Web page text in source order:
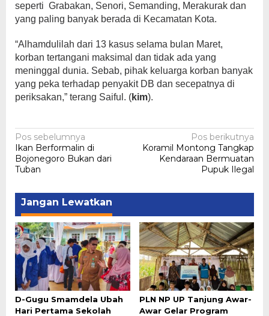
seperti Grabakan, Senori, Semanding, Merakurak dan
yang paling banyak berada di Kecamatan Kota.
“Alhamdulilah dari 13 kasus selama bulan Maret,
korban tertangani maksimal dan tidak ada yang
meninggal dunia. Sebab, pihak keluarga korban banyak
yang peka terhadap penyakit DB dan secepatnya di
periksakan,” terang Saiful. (kim).
Navigasi
pos
Pos sebelumnya
‎Ikan Berformalin di
Bojonegoro Bukan dari
Tuban
Pos berikutnya
Koramil Montong Tangkap
Kendaraan Bermuatan
Pupuk Ilegal
Jangan Lewatkan
D-Gugu Smamdela Ubah
Hari Pertama Sekolah
PLN NP UP Tanjung Awar-
Awar Gelar Program